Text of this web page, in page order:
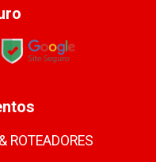
ROTEADORES